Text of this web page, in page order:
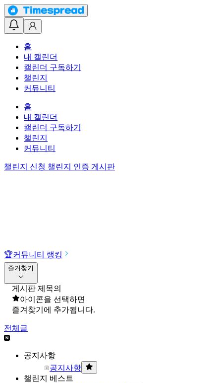
홈
내 캘린더
캘린더 구독하기
챌린지
커뮤니티
홈
내 캘린더
캘린더 구독하기
챌린지
커뮤니티
챌린지 신청 챌린지 인증 게시판
🏆커뮤니티 랭킹
즐겨찾기
게시판 제목의
아이콘을 선택하면
즐겨찾기에 추가됩니다.
전체글
공지사항
공지사항
챌린지 베스트